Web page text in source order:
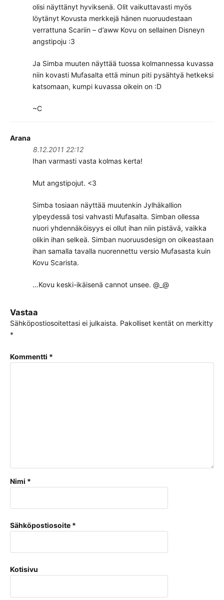
olisi näyttänyt hyviksenä. Olit vaikuttavasti myös
löytänyt Kovusta merkkejä hänen nuoruudestaan
verrattuna Scariin – d’aww Kovu on sellainen Disneyn
angstipoju :3
Ja Simba muuten näyttää tuossa kolmannessa kuvassa
niin kovasti Mufasalta että minun piti pysähtyä hetkeksi
katsomaan, kumpi kuvassa oikein on :D
~C
Arana
8.12.2011 22:12
Ihan varmasti vasta kolmas kerta!
Mut angstipojut. <3
Simba tosiaan näyttää muutenkin Jylhäkallion
ylpeydessä tosi vahvasti Mufasalta. Simban ollessa
nuori yhdennäköisyys ei ollut ihan niin pistävä, vaikka
olikin ihan selkeä. Simban nuoruusdesign on oikeastaan
ihan samalla tavalla nuorennettu versio Mufasasta kuin
Kovu Scarista.
…Kovu keski-ikäisenä cannot unsee. @_@
Vastaa
Sähköpostiosoitettasi ei julkaista. Pakolliset kentät on merkitty
*
Kommentti *
Nimi *
Sähköpostiosoite *
Kotisivu